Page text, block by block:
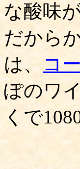
な酸味
だから
は、
コ
ぽのワ
くで